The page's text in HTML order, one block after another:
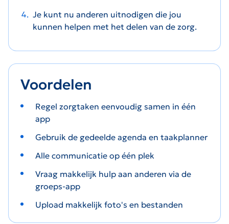
Je kunt nu anderen uitnodigen die jou
kunnen helpen met het delen van de zorg.
Voordelen
Regel zorgtaken eenvoudig samen in één
app
Gebruik de gedeelde agenda en taakplanner
Alle communicatie op één plek
Vraag makkelijk hulp aan anderen via de
groeps-app
Upload makkelijk foto's en bestanden